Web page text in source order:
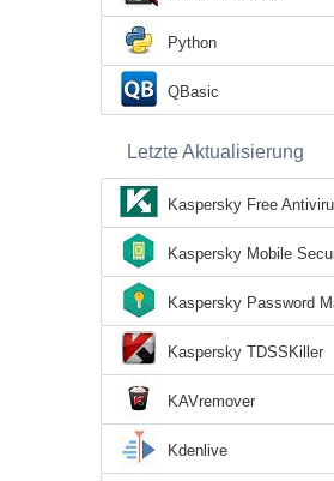
Python
QBasic
Letzte Aktualisierung
Kaspersky Free
Kaspersky Mobile
Kaspersky Password
Kaspersky TDSSKiller
KAVremover
Kdenlive